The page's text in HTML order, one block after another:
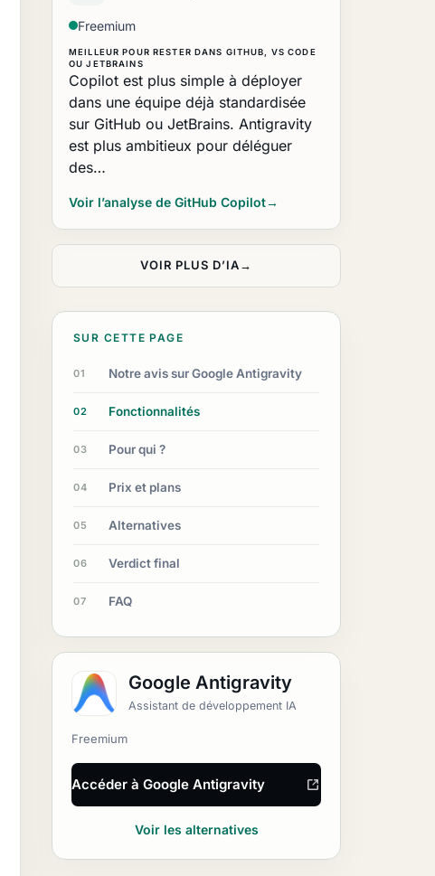
Freemium
MEILLEUR POUR RESTER DANS GITHUB, VS CODE
OU JETBRAINS
Copilot est plus simple à déployer
dans une équipe déjà standardisée
sur GitHub ou JetBrains. Antigravity
est plus ambitieux pour déléguer
des…
Voir l’analyse de GitHub Copilot→
VOIR PLUS D’IA→
SUR CETTE PAGE
01 Notre avis sur Google Antigravity
02 Fonctionnalités
03 Pour qui ?
04 Prix et plans
05 Alternatives
06 Verdict final
07 FAQ
Google Antigravity
Assistant de développement IA
Freemium
Accéder à Google Antigravity
Voir les alternatives